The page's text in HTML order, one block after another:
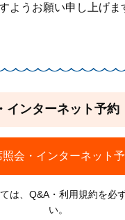
ようお願い申し上げま
インターネット予約
照会・インターネット
は、Q&A・利用規約を必
い。